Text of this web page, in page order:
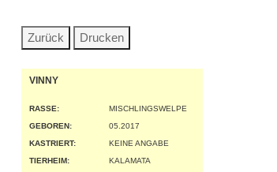
VINNY
RASSE:
MISCHLINGSWELPE
GEBOREN:
05.2017
KASTRIERT:
KEINE ANGABE
TIERHEIM:
KALAMATA